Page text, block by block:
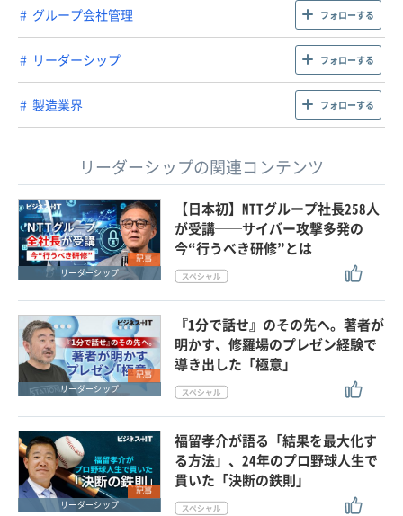
グループ会社管理 フォローする
リーダーシップ フォローする
製造業界 フォローする
リーダーシップの関連コンテンツ
記事
リーダーシップ
【日本初】NTTグループ社長258人
が受講──サイバー攻撃多発の
今“行うべき研修”とは
記事
リーダーシップ
『1分で話せ』のその先へ。著者が
明かす、修羅場のプレゼン経験で
導き出した「極意」
記事
リーダーシップ
福留孝介が語る「結果を最大化す
る方法」、24年のプロ野球人生で
貫いた「決断の鉄則」